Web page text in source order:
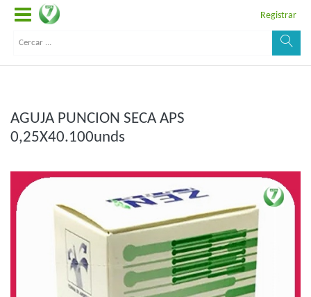
Registrar
AGUJA PUNCION SECA APS
0,25X40.100unds